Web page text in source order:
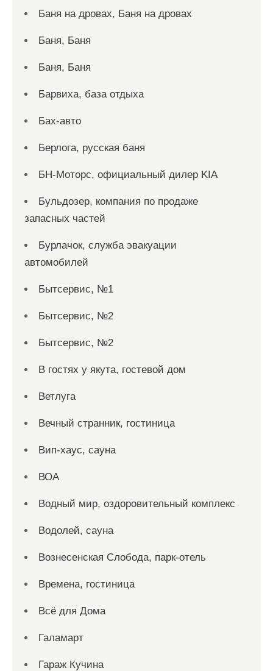
Баня на дровах, Баня на дровах
Баня, Баня
Баня, Баня
Барвиха, база отдыха
Бах-авто
Берлога, русская баня
БН-Моторс, официальный дилер KIA
Бульдозер, компания по продаже
запасных частей
Бурлачок, служба эвакуации
автомобилей
Бытсервис, №1
Бытсервис, №2
Бытсервис, №2
В гостях у якута, гостевой дом
Ветлуга
Вечный странник, гостиница
Вип-хаус, сауна
ВОА
Водный мир, оздоровительный комплекс
Водолей, сауна
Вознесенская Слобода, парк-отель
Времена, гостиница
Всё для Дома
Галамарт
Гараж Кучина